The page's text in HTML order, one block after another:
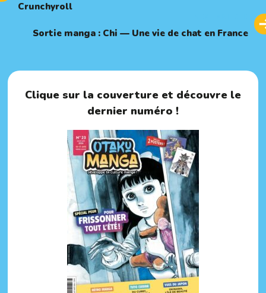
Crunchyroll
Article
Sortie manga : Chi — Une vie de chat en France
Clique sur la couverture et découvre le
dernier numéro !